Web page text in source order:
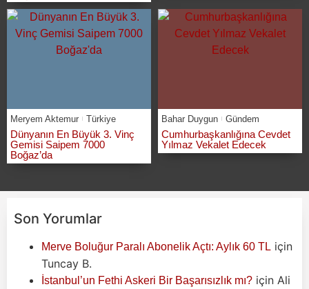
Meryem Aktemur Türkiye
Dünyanın En Büyük 3. Vinç
Gemisi Saipem 7000
Boğaz’da
Bahar Duygun Gündem
Cumhurbaşkanlığına Cevdet
Yılmaz Vekalet Edecek
Son Yorumlar
Merve Boluğur Paralı Abonelik Açtı: Aylık 60 TL için
Tuncay B.
İstanbul’un Fethi Askeri Bir Başarısızlık mı? için Ali